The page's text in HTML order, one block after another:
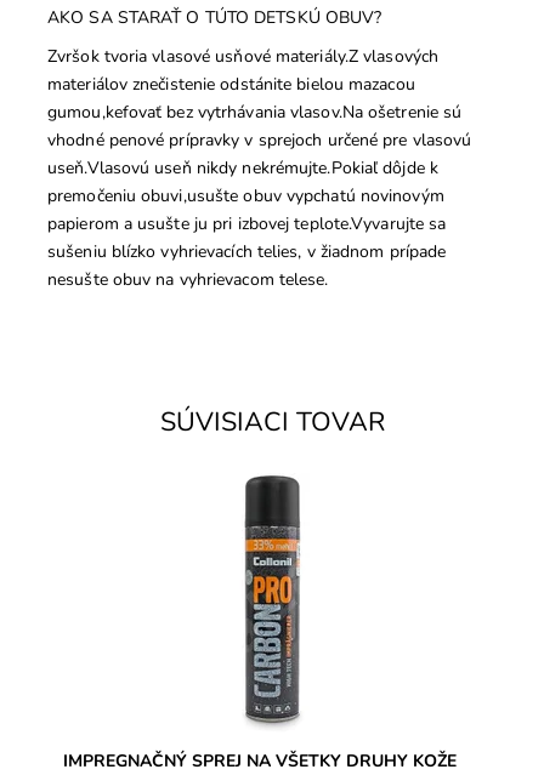
AKO SA STARAŤ O TÚTO DETSKÚ OBUV?
Zvršok tvoria vlasové usňové materiály.Z vlasových
materiálov znečistenie odstánite bielou mazacou
gumou,kefovať bez vytrhávania vlasov.Na ošetrenie sú
vhodné penové prípravky v sprejoch určené pre vlasovú
useň.Vlasovú useň nikdy nekrémujte.Pokiaľ dôjde k
premočeniu obuvi,usušte obuv vypchatú novinovým
papierom a usušte ju pri izbovej teplote.Vyvarujte sa
sušeniu blízko vyhrievacích telies, v žiadnom prípade
nesušte obuv na vyhrievacom telese.
SÚVISIACI TOVAR
Carbon technológia proti vlhkosti a znečisteniu.
Impregnácia na všetky druhy kože, aj textil (napr.
IMPREGNAČNÝ SPREJ NA VŠETKY DRUHY KOŽE